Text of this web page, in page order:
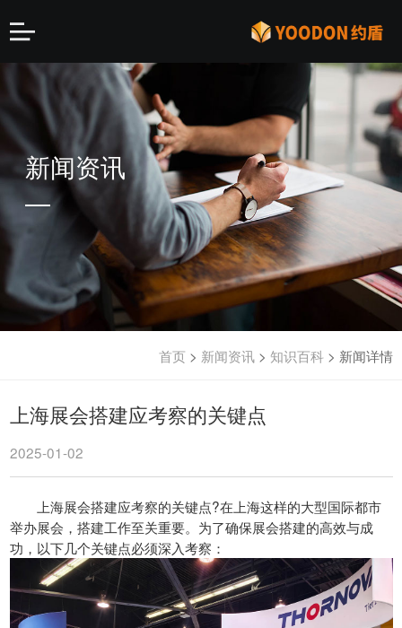
新闻资讯
首页 > 新闻资讯> 知识百科 > 新闻详情
上海展会搭建应考察的关键点
2025-01-02
上海展会搭建应考察的关键点?在上海这样的大型国际都市
举办展会，搭建工作至关重要。为了确保展会搭建的高效与成
功，以下几个关键点必须深入考察：